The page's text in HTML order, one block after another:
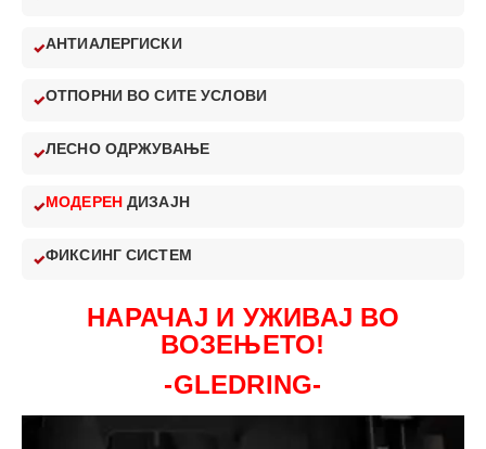
АНТИАЛЕРГИСКИ
ОТПОРНИ ВО СИТЕ УСЛОВИ
ЛЕСНО ОДРЖУВАЊЕ
МОДЕРЕН ДИЗАЈН
ФИКСИНГ СИСТЕМ
НАРАЧАЈ И УЖИВАЈ ВО
ВОЗЕЊЕТО!
-GLEDRING-